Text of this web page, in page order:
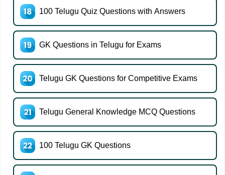
100 Telugu Quiz Questions with Answers
GK Questions in Telugu for Exams
Telugu GK Questions for Competitive Exams
Telugu General Knowledge MCQ Questions
100 Telugu GK Questions